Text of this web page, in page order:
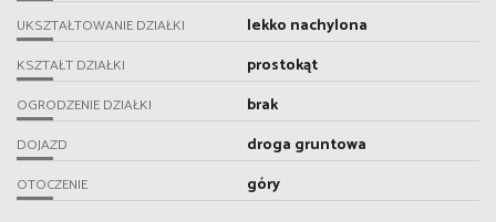
UKSZTAŁTOWANIE DZIAŁKI lekko nachylona
KSZTAŁT DZIAŁKI prostokąt
OGRODZENIE DZIAŁKI brak
DOJAZD droga gruntowa
OTOCZENIE góry